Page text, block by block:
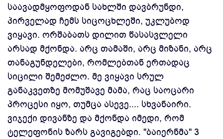
საავადმყოფოდან სახლში დავბრუნდი,
პირველად ჩემს სიცოცხლეში, უკლუბოდ
ვიყავი. ორშაბათს დილით წასასვლელი
არსად მქონდა. არც თამაში, არც მიზანი, არც
თანაგუნდელები, რომლებთან ერთადაც
სიცილი შემეძლო. მე ვიყავი სრულ
განაკვეთზე მომუშავე მამა, რაც საოცარი
პროცესი იყო, თუმცა ასევე.... სხვანაირი.
ვიჯექი დივანზე და მქონდა იმედი, რომ
ტელეფონის ზარს გავიგებდი. "ბაიერნმა" 3